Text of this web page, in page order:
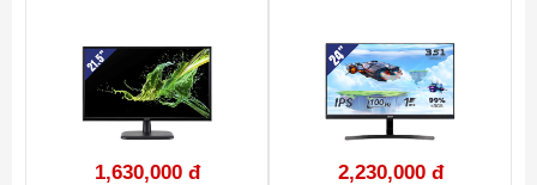
Kích
thước sản
271.78 x 436.88 x 48.26(Không chân đế)
342.9 x 436.88 x 187.96 (Có chân đế) mm
1,630,000 đ 2,230,000 đ